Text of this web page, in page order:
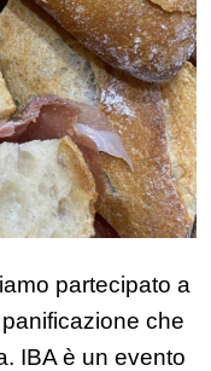
partecipato a
che
IBA è un evento